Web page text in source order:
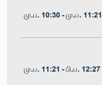
மு.ப. 10:30 - மு.ப. 11:21
மு.ப. 11:21 - பி.ப. 12:27